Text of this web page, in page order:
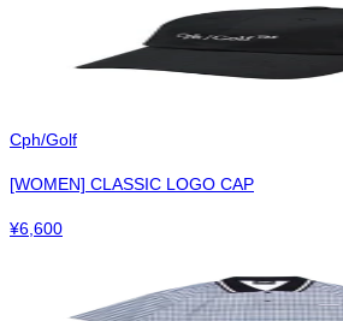
Cph/Golf
[WOMEN] CLASSIC LOGO CAP
¥6,600